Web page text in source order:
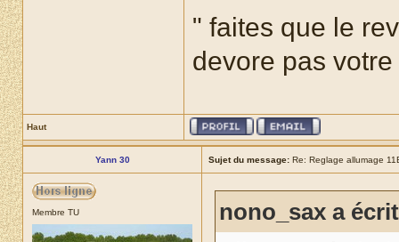
" faites que le
devore pas
Haut
Yann 30 Sujet du message: Re: Reglage allumage
Membre TU nono_sax a